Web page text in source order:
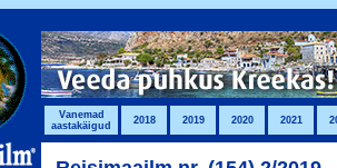
Vanemad
aastakäigud
2018 2019 2020 2021